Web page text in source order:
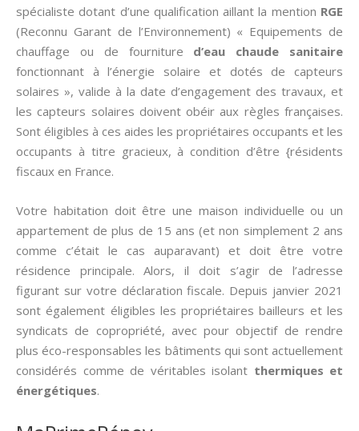
spécialiste dotant d’une qualification aillant la mention RGE
(Reconnu Garant de l’Environnement) « Equipements de
chauffage ou de fourniture d’eau chaude sanitaire
fonctionnant à l’énergie solaire et dotés de capteurs
solaires », valide à la date d’engagement des travaux, et
les capteurs solaires doivent obéir aux règles françaises.
Sont éligibles à ces aides les propriétaires occupants et les
occupants à titre gracieux, à condition d’être {résidents
fiscaux en France.
Votre habitation doit être une maison individuelle ou un
appartement de plus de 15 ans (et non simplement 2 ans
comme c’était le cas auparavant) et doit être votre
résidence principale. Alors, il doit s’agir de l’adresse
figurant sur votre déclaration fiscale. Depuis janvier 2021
sont également éligibles les propriétaires bailleurs et les
syndicats de copropriété, avec pour objectif de rendre
plus éco-responsables les bâtiments qui sont actuellement
considérés comme de véritables isolant thermiques et
énergétiques.